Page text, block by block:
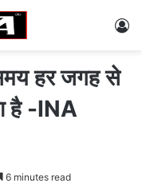
हर जगह से
है -INA
6 minutes read